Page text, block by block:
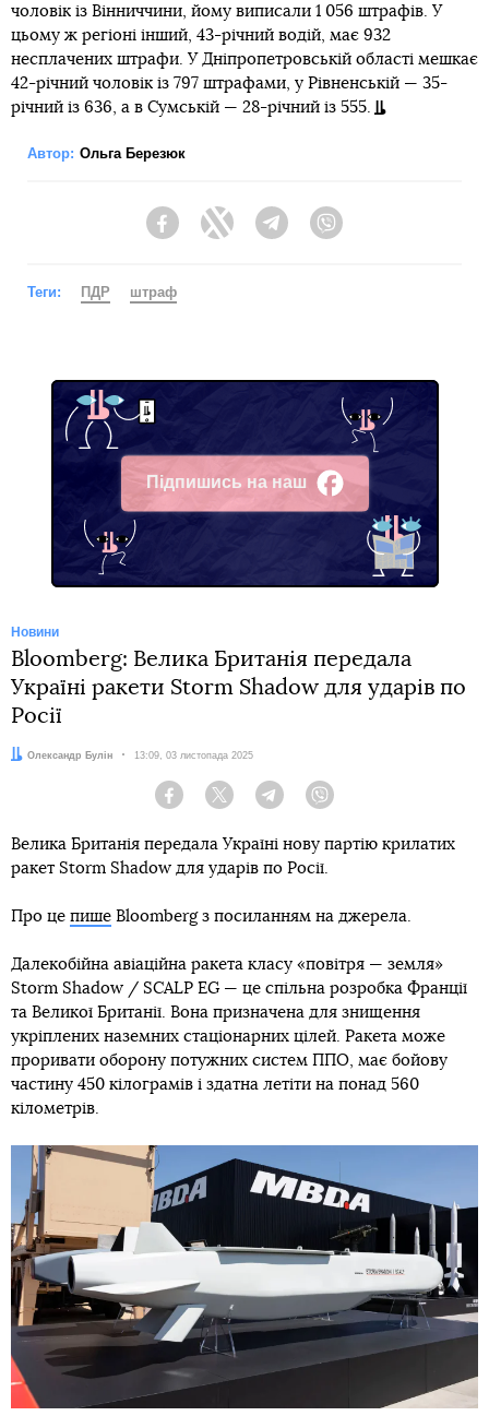
чоловік із Вінниччини, йому виписали 1 056 штрафів. У
цьому ж регіоні інший, 43-річний водій, має 932
несплачених штрафи. У Дніпропетровській області мешкає
42-річний чоловік із 797 штрафами, у Рівненській — 35-
річний із 636, а в Сумській — 28-річний із 555.
Автор: Ольга Березюк
FacebookTwitter Telegram
Теги: ПДР штраф
Підпишись на наш
Facebook
Новини
Bloomberg: Велика Британія передала
Україні ракети Storm Shadow для ударів по
Росії
Автор:
Олександр Булін Дата:
13:09, 03 листопада 2025
Facebook Twitter Telegram
Велика Британія передала Україні нову партію крилатих
ракет Storm Shadow для ударів по Росії.
Про це пише Bloomberg з посиланням на джерела.
Далекобійна авіаційна ракета класу «повітря — земля»
Storm Shadow / SCALP EG — це спільна розробка Франції
та Великої Британії. Вона призначена для знищення
укріплених наземних стаціонарних цілей. Ракета може
проривати оборону потужних систем ППО, має бойову
частину 450 кілограмів і здатна летіти на понад 560
кілометрів.